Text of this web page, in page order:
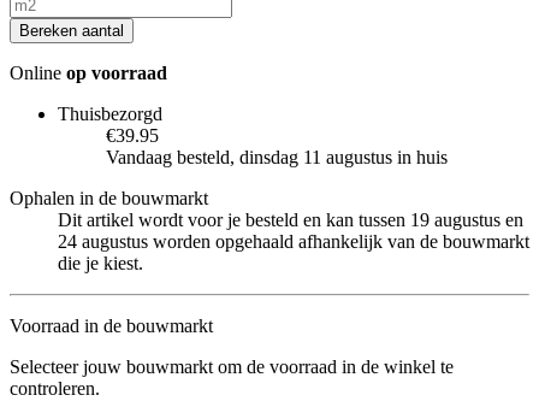
Bereken aantal
Online op voorraad
Thuisbezorgd
€39.95
Vandaag besteld, dinsdag 11 augustus in huis
Ophalen in de bouwmarkt
Dit artikel wordt voor je besteld en kan tussen 19 augustus en
24 augustus worden opgehaald afhankelijk van de bouwmarkt
die je kiest.
Voorraad in de bouwmarkt
Selecteer jouw bouwmarkt om de voorraad in de winkel te
controleren.